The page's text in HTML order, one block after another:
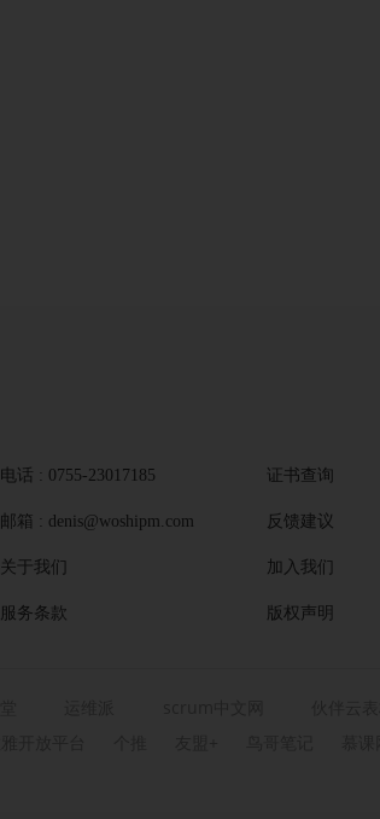
电话 : 0755-23017185
邮箱 : denis@woshipm.com
关于我们
服务条款
证书查询
反馈建议
加入我们
版权声明